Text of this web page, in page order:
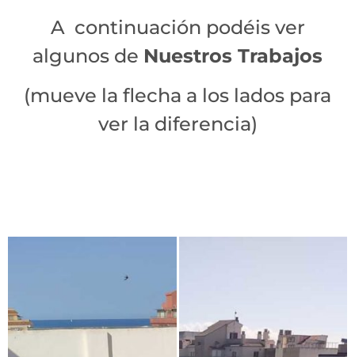
A continuación podéis ver
algunos de Nuestros Trabajos
(mueve la flecha a los lados para
ver la diferencia)